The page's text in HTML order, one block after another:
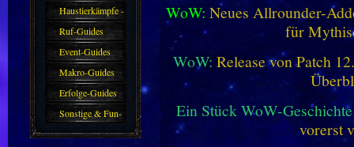
Farmkarten und
Haustiere
Haustierkämpfe -
Guide
Ruf-Guides
Event-Guides
Makro-Guides
Erfolge-Guides
Sonstige & Fun-
Guides
WoW: Neues Allrounder-
für
WoW: Release von Patch
Ein Stück WoW-
vorerst